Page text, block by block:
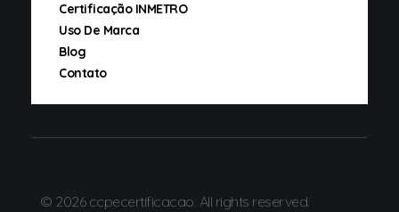
Certificação INMETRO
Uso De Marca
Blog
Contato
© 2026 ccpecertificacao. All rights reserved.